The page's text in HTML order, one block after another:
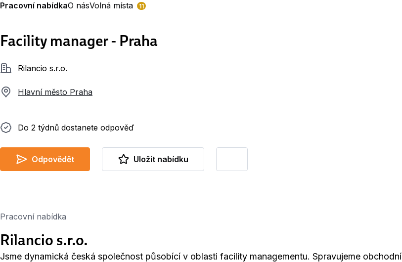
Pracovní nabídkaO násVolná místa 11
Facility manager - Praha
SpolečnostRilancio s.r.o.
Hlavní město Praha
Do 2 týdnů dostanete odpověď
Do 2 týdnů dostanete odpověď
Odpovědět Uložit nabídku
Pracovní nabídka
Rilancio s.r.o.
Jsme dynamická česká společnost působící v oblasti facility managementu. Spravujeme obchodní